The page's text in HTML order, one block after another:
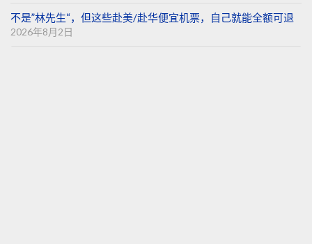
不是”林先生“，但这些赴美/赴华便宜机票，自己就能全额可退
2026年8月2日